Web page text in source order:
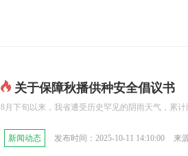
关于保障秋播供种安全倡议书
8月下旬以来，我省遭受历史罕见的阴雨天气，累
新闻动态 发布时间：2025-10-11 14:10:00 来